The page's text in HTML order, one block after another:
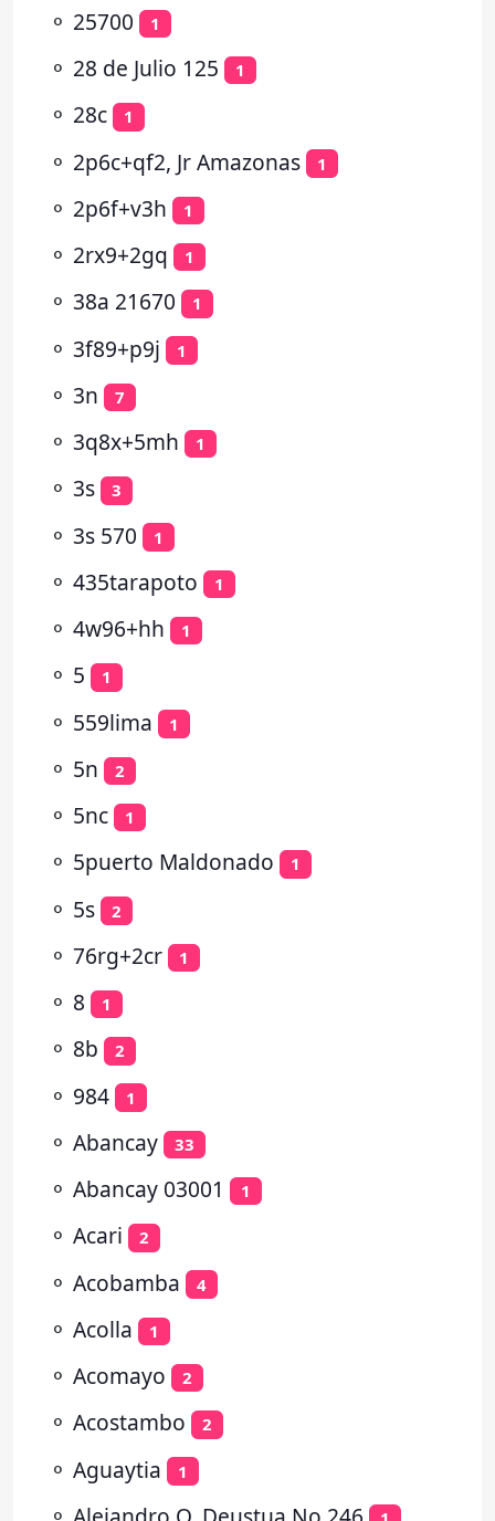
⚬ 25700 1
⚬ 28 de Julio 125 1
⚬ 28c 1
⚬ 2p6c+qf2, Jr Amazonas 1
⚬ 2p6f+v3h 1
⚬ 2rx9+2gq 1
⚬ 38a 21670 1
⚬ 3f89+p9j 1
⚬ 3n 7
⚬ 3q8x+5mh 1
⚬ 3s 3
⚬ 3s 570 1
⚬ 435tarapoto 1
⚬ 4w96+hh 1
⚬ 5 1
⚬ 559lima 1
⚬ 5n 2
⚬ 5nc 1
⚬ 5puerto Maldonado 1
⚬ 5s 2
⚬ 76rg+2cr 1
⚬ 8 1
⚬ 8b 2
⚬ 984 1
⚬ Abancay 33
⚬ Abancay 03001 1
⚬ Acari 2
⚬ Acobamba 4
⚬ Acolla 1
⚬ Acomayo 2
⚬ Acostambo 2
⚬ Aguaytia 1